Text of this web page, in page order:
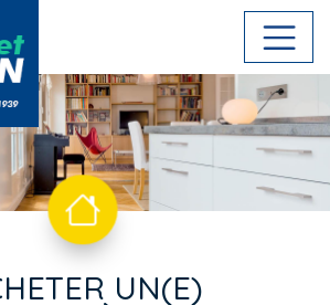
UN(E)